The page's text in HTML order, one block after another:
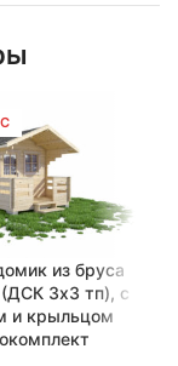
из бруса
3х3 тп), с
и крыльцом